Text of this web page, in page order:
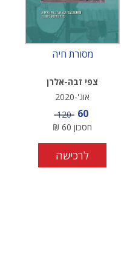
מסורת חיה
צפי זבה-אלרן
אוג'-2020
מחיר מבצע
60 מחיר
120
חסכון 60
₪
לרכישה